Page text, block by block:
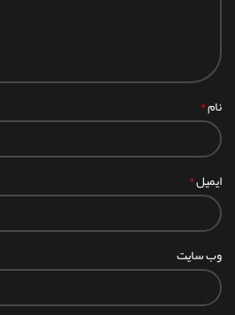
نام*
ایمیل*
وب‌ سایت